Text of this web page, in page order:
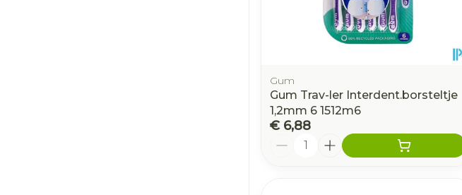
Gum
Gum Trav-ler Interdent.borsteltje
1,2mm 6 1512m6
€ 6,88
Aantal